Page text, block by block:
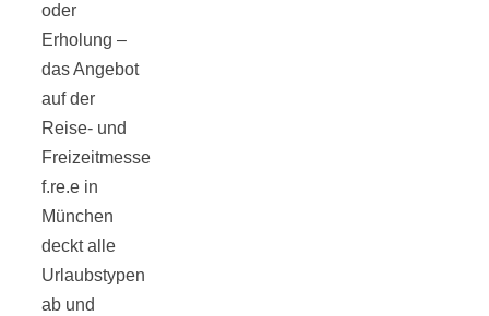
oder
Erholung –
das Angebot
auf der
Reise- und
Freizeitmesse
f.re.e in
München
deckt alle
Urlaubstypen
ab und